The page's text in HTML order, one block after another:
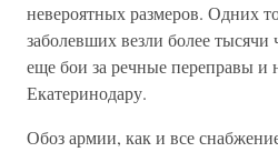
невероятных размеров. Одних
заболевших везли более тысячи
еще бои за речные переправы и
Екатеринодару.
Обоз армии, как и все